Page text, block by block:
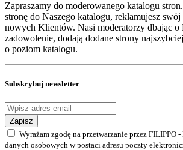
Zapraszamy do moderowanego katalogu
stronę do Naszego katalogu, reklamujesz
nowych Klientów. Nasi moderatorzy dbając o
zadowolenie, dodają dodane strony
o poziom katalogu.
Subskrybuj newsletter
Zapisz
Wyrażam zgodę na przetwarzanie przez FILIPPO -
danych osobowych w postaci adresu poczty